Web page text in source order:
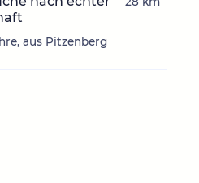
aus Pitzenberg